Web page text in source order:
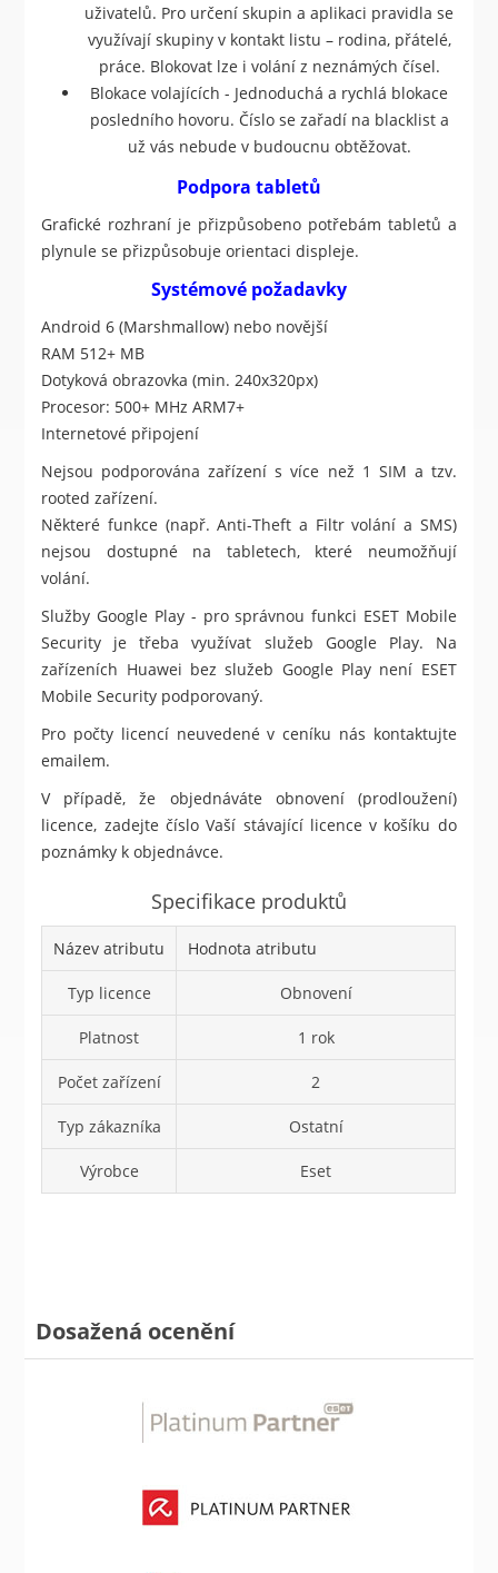
uživatelů. Pro určení skupin a aplikaci pravidla se
využívají skupiny v kontakt listu – rodina, přátelé,
práce. Blokovat lze i volání z neznámých čísel.
Blokace volajících - Jednoduchá a rychlá blokace
posledního hovoru. Číslo se zařadí na blacklist a
už vás nebude v budoucnu obtěžovat.
Podpora tabletů
Grafické rozhraní je přizpůsobeno potřebám tabletů a
plynule se přizpůsobuje orientaci displeje.
Systémové požadavky
Android 6 (Marshmallow) nebo novější
RAM 512+ MB
Dotyková obrazovka (min. 240x320px)
Procesor: 500+ MHz ARM7+
Internetové připojení
Nejsou podporována zařízení s více než 1 SIM a tzv.
rooted zařízení.
Některé funkce (např. Anti-Theft a Filtr volání a SMS)
nejsou dostupné na tabletech, které neumožňují
volání.
Služby Google Play - pro správnou funkci ESET Mobile
Security je třeba využívat služeb Google Play. Na
zařízeních Huawei bez služeb Google Play není ESET
Mobile Security podporovaný.
Pro počty licencí neuvedené v ceníku nás kontaktujte
emailem.
V případě, že objednáváte obnovení (prodloužení)
licence, zadejte číslo Vaší stávající licence v košíku do
poznámky k objednávce.
Specifikace produktů
Název atributu Hodnota atributu
Typ licence Obnovení
Platnost 1 rok
Počet zařízení 2
Typ zákazníka Ostatní
Výrobce Eset
Dosažená ocenění